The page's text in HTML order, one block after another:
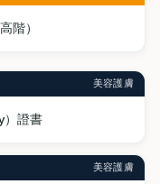
階）
美容護膚
）證書
美容護膚